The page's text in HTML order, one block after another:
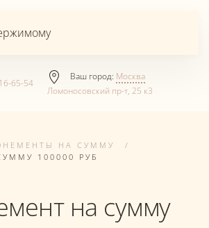
65-54
Ваш город: Москва
Ломоносовский пр-т, 25 к3
НА СУММУ
100000 РУБ
на сумму